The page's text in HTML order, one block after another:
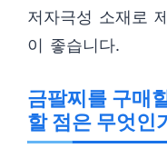
저자극성 소재로
이 좋습니다.
금팔찌를 구매
할 점은 무엇인